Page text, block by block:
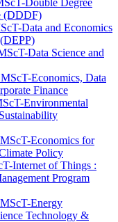
Double Degree
(DDDF)
Data and Economics
Data Science and
Economics, Data
Finance
Environmental
Economics for
Policy
Internet of Things :
Program
Energy
Technology &